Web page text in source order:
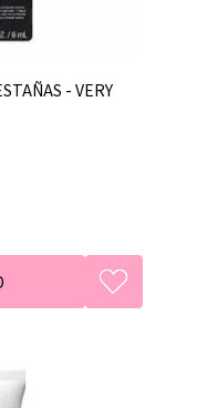
- VERY